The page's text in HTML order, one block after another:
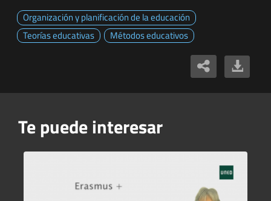
Organización y planificación de la educación
Teorías educativas
Métodos educativos
Te puede interesar